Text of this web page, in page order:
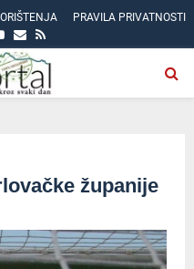
PRAVILA PRIVATNOSTI
YOUTUBE
EMAIL
RSS
županije